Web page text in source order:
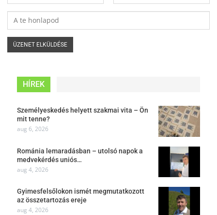
HÍREK
Személyeskedés helyett szakmai vita – Ön
mit tenne?
aug 6, 2026
Románia lemaradásban – utolsó napok a
medvekérdés uniós…
aug 4, 2026
Gyimesfelsőlokon ismét megmutatkozott
az összetartozás ereje
aug 4, 2026